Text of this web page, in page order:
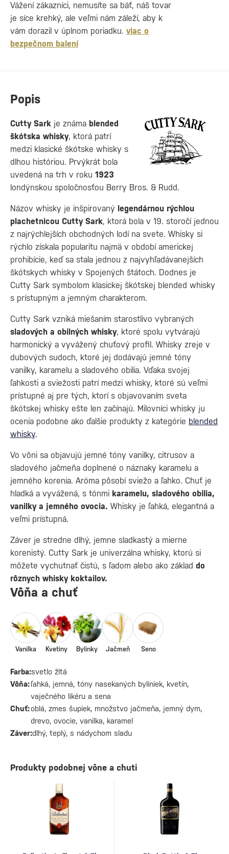
Popis
Cutty Sark je známa blended
škótska whisky, ktorá patrí
medzi klasické škótske whisky s
dlhou históriou. Prvýkrát bola
uvedená na trh v roku 1923
londýnskou spoločnosťou Berry Bros. & Rudd.
Názov whisky je inšpirovaný legendárnou rýchlou
plachetnicou Cutty Sark, ktorá bola v 19. storočí jednou
z najrýchlejších obchodných lodí na svete. Whisky si
rýchlo získala popularitu najmä v období americkej
prohibície, keď sa stala jednou z najvyhľadávanejších
škótskych whisky v Spojených štátoch. Dodnes je
Cutty Sark symbolom klasickej škótskej blended whisky
s prístupným a jemným charakterom.
Cutty Sark vzniká miešaním starostlivo vybraných
sladových a obilných whisky, ktoré spolu vytvárajú
harmonický a vyvážený chuťový profil. Whisky zreje v
dubových sudoch, ktoré jej dodávajú jemné tóny
vanilky, karamelu a sladového obilia. Vďaka svojej
ľahkosti a sviežosti patrí medzi whisky, ktoré sú veľmi
prístupné aj pre tých, ktorí s objavovaním sveta
škótskej whisky ešte len začínajú. Milovníci whisky ju
ocenia podobne ako ďalšie produkty z kategórie blended
whisky.
Vo vôni sa objavujú jemné tóny vanilky, citrusov a
sladového jačmeňa doplnené o náznaky karamelu a
jemného korenia. Aróma pôsobí sviežo a ľahko. Chuť je
hladká a vyvážená, s tónmi karamelu, sladového obilia,
vanilky a jemného ovocia. Whisky je ľahká, elegantná a
veľmi prístupná.
Záver je stredne dlhý, jemne sladkastý a mierne
korenistý. Cutty Sark je univerzálna whisky, ktorú si
môžete vychutnať čistú, s ľadom alebo ako základ do
rôznych whisky koktailov.
Vôňa a chuť
Farba:svetlo žltá
Vôňa:ľahká, jemná, tóny nasekaných byliniek, kvetín,
vaječného likéru a sena
Chuť:oblá, zmes šupiek, množstvo jačmeňa, jemný dym,
drevo, ovocie, vanilka, karamel
Záver:dlhý, teplý, s nádychom sladu
Vanilka Kvetiny Bylinky Jačmeň Seno
Produkty podobnej vône a chuti
Vážení zákazníci, nemusíte sa báť, náš tovar
je síce krehký, ale veľmi nám záleží, aby k
vám dorazil v úplnom poriadku. viac o
bezpečnom balení